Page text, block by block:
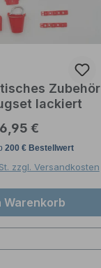
Zubehör
lackiert
Preis:
€
zzgl. Versandkosten
Warenkorb